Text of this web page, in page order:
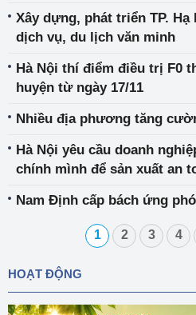
Xây dựng, phát triển TP.
dịch vụ, du lịch văn minh
Hà Nội thí điểm điều trị F0
huyện từ ngày 17/11
Nhiều địa phương tăng
Hà Nội yêu cầu doanh
chính mình để sản xuất an
Nam Định cấp bách ứng
1 2 3 4
HOẠT ĐỘNG